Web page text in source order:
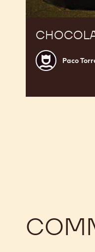
Paco
Torreblanca
Paco